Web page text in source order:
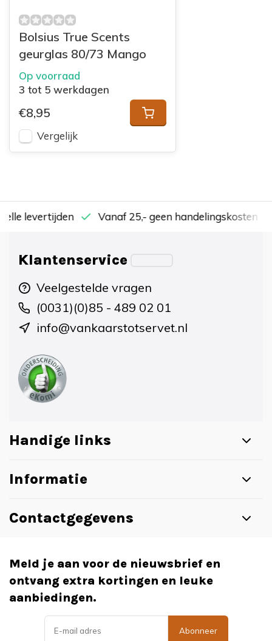
Bolsius True Scents
geurglas 80/73 Mango
Op voorraad
3 tot 5 werkdagen
€8,95
Vergelijk
levertijden Vanaf 25,- geen handelingskosten
Klantenservice
Veelgestelde vragen
(0031)(0)85 - 489 02 01
info@vankaarstotservet.nl
Handige links
Informatie
Contactgegevens
Meld je aan voor de nieuwsbrief en
ontvang extra kortingen en leuke
aanbiedingen.
Abonneer